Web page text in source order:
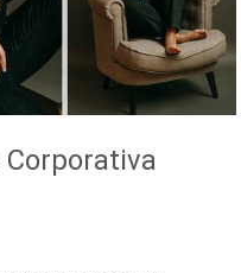
Corporativa